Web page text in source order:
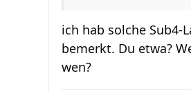
ich hab solche Sub4-
bemerkt. Du etwa?
wen?